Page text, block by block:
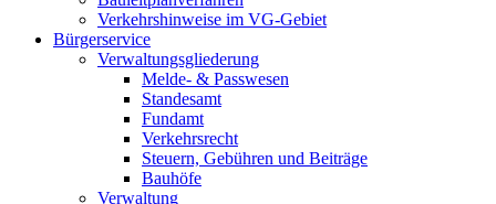
Verkehrshinweise im VG-Gebiet
Bürgerservice
Verwaltungsgliederung
Melde- & Passwesen
Standesamt
Fundamt
Verkehrsrecht
Steuern, Gebühren und Beiträge
Bauhöfe
Verwaltung